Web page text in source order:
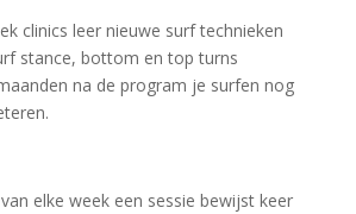
clinics leer nieuwe surf technieken
stance, bottom en top turns
na de program je surfen nog
elke week een sessie bewijst keer